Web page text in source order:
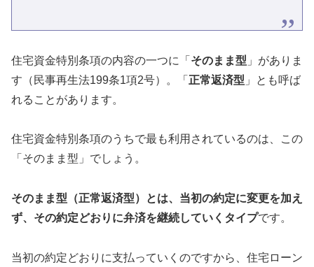
住宅資金特別条項の内容の一つに「 そのまま型 」がありま
す（民事再生法199条1項2号）。「 正常返済型 」とも呼ば
れることがあります。
住宅資金特別条項のうちで最も利用されているのは、この
「そのまま型」でしょう。
そのまま型（正常返済型）とは、当初の約定に変更を加え
ず、その約定どおりに弁済を継続していくタイプです。
当初の約定どおりに支払っていくのですから、住宅ローン